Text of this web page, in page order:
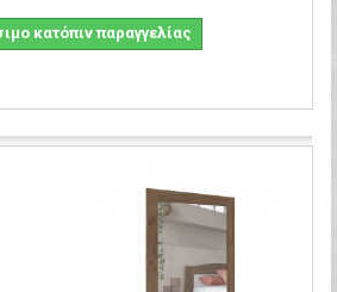
κατόπιν παραγγελίας